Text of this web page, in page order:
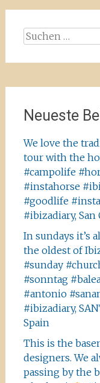
Suchen
Neueste
We love the
tour with the
#campolife
#instahorse
#goodlife
#ibizadiary, San
In sundays it’s
the oldest of
#sunday
#sonntag
#antonio
#ibizadiary,
Spain
This is the
designers. We
passing by the